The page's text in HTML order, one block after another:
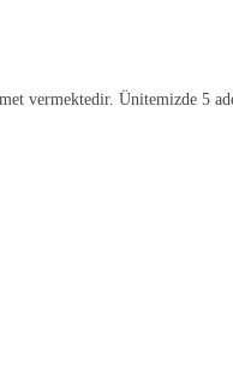
vermektedir. Ünitemizde 5